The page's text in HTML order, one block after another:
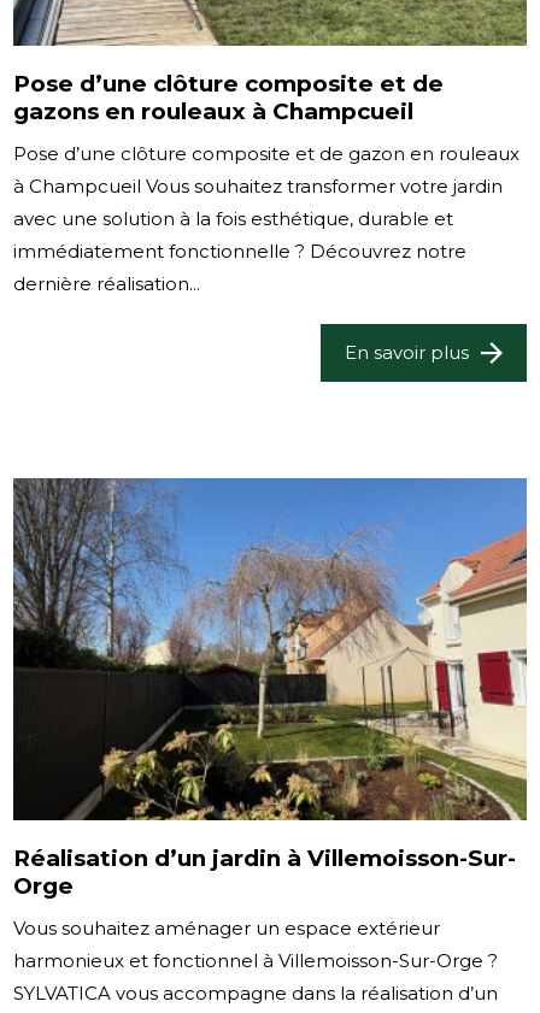
Pose d’une clôture composite et de
gazons en rouleaux à Champcueil
Pose d’une clôture composite et de gazon en rouleaux
à Champcueil Vous souhaitez transformer votre jardin
avec une solution à la fois esthétique, durable et
immédiatement fonctionnelle ? Découvrez notre
dernière réalisation...
En savoir plus
Réalisation d’un jardin à Villemoisson-Sur-
Orge
Vous souhaitez aménager un espace extérieur
harmonieux et fonctionnel à Villemoisson-Sur-Orge ?
SYLVATICA vous accompagne dans la réalisation d’un